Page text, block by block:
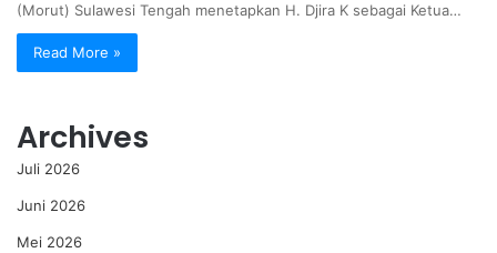
(Morut) Sulawesi Tengah menetapkan H. Djira K sebagai Ketua…
Read More »
Archives
Juli 2026
Juni 2026
Mei 2026